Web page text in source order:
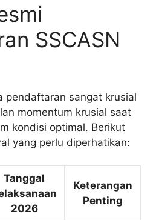
SSCASN
pendaftaran sangat krusial
momentum krusial saat
kondisi optimal. Berikut
yang perlu diperhatikan:
Tanggal
2026
Keterangan
Penting